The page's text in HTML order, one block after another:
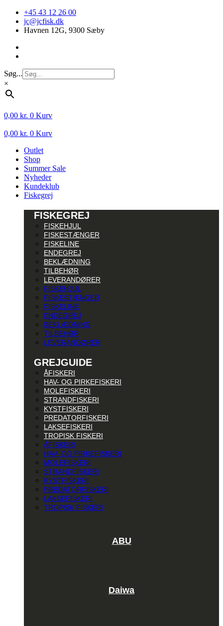
Videre
indhold
+45 43 12 26 00
jc@jcfisk.dk
Havnen 12G, 9300 Sæby
Søg...
×
0,00 kr. 0 Kurv
0,00 kr. 0 Kurv
Outlet
Shop
Summer Sale
Nyheder
Kundeklub
Fiskegrej
FISKEGREJ
FISKEHJUL
FISKESTÆNGER
FISKELINE
ENDEGREJ
BEKLÆDNING
TILBEHØR
LEVERANDØRER
FISKEHJUL
FISKESTÆNGER
FISKELINE
ENDEGREJ
BEKLÆDNING
TILBEHØR
LEVERANDØRER
GREJGUIDE
ÅFISKERI
HAV- OG PIRKEFISKERI
MOLEFISKERI
STRANDFISKERI
KYSTFISKERI
PREDATORFISKERI
LAKSEFISKERI
TROPISK FISKERI
ÅFISKERI
HAV- OG PIRKEFISKERI
MOLEFISKERI
STRANDFISKERI
KYSTFISKERI
PREDATORFISKERI
LAKSEFISKERI
TROPISK FISKERI
ABU
Daiwa